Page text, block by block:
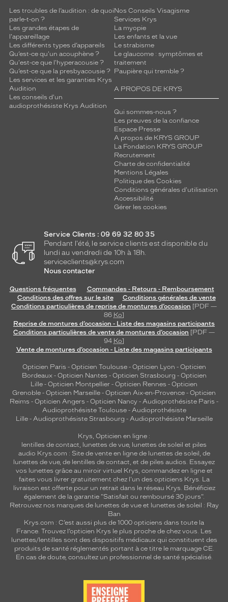
Les troubles de l’audition : de quoi
parle-t-on ?
Les grandes étapes de
l'appareillage
Les différents types d’appareils
Qu’est-ce qu'un acouphène ?
Qu'est-ce que l'hyperacousie ?
Qu’est-ce que la presbyacousie ?
Les services et les garanties Krys
Audition
Les conseils d'un
audioprothésiste Krys Audition
Nos Conseils Visagisme
Services Krys
La myopie
Les enfants et la vue
Le strabisme
Le glaucome : symptômes et
traitement
Paupière qui tremble ?
A PROPOS DE KRYS
Qui sommes-nous ?
Les preuves de la confiance
Espace Presse
A propos de KRYS GROUP
La Fondation KRYS GROUP
Recrutement
Charte de confidentialité
Mentions Légales
Politique des Cookies
Conditions générales d'utilisation
Accessibilité
Gérer les cookies
Service Clients : 09 69 32 80 35
Pendant l'été, le service clients est disponible du
lundi au vendredi de 10h à 18h.
serviceclients@krys.com
Nous contacter
Questions fréquentes
Commandes - Retours - Remboursement
Conditions des offres sur le site
Conditions générales de vente
Conditions particulières de reprise de montures d’occasion [PDF —
86 Ko]
Reprise de montures d’occasion - Liste des magasins participants
Conditions particulières de vente de montures d’occasion [PDF —
94 Ko]
Vente de montures d’occasion - Liste des magasins participants
Opticien Paris - Opticien Toulouse- Opticien Lyon - Opticien
Bordeaux- Opticien Nantes - Opticien Strasbourg - Opticien
Lille - Opticien Montpellier - Opticien Rennes - Opticien
Grenoble - Opticien Marseille - Opticien Aix-en-Provence - Opticien
Reims - Opticien Angers - Opticien Nancy - Audioprothésiste Paris -
Audioprothésiste Toulouse- Audioprothésiste
Lille- Audioprothésiste Strasbourg - Audioprothésiste Marseille
Krys, Opticien en ligne :
lentilles de contact, lunettes de vue, lunettes de soleil et piles
audio Krys.com : Site de vente en ligne de lunettes de soleil, de
lunettes de vue, de lentilles de contact, et de piles audios. Essayez
vos lunettes grâce au miroir virtuel Krys, commandez en ligne et
faites vous livrer gratuitement chez l'un des opticiens Krys. La
livraison est offerte pour un retrait dans le réseau Krys. Bénéficiez
également de la garantie "Satisfait ou remboursé 30 jours".
Retrouvez nos marques de lunettes de vue et lunettes de soleil : Ray
Ban
Krys.com : C’est aussi plus de 1000 opticiens dans toute la
France. Trouvez l’opticien Krys le plus proche de chez vous. Les
lunettes/lentilles sont des dispositifs médicaux qui constituent des
produits de santé réglementés portant à ce titre le marquage CE.
En cas de doute, consultez un professionnel de santé spécialisé.